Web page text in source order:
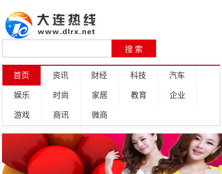
首页 资讯 财经 科技 汽车
娱乐 时尚 家居 教育 企业
游戏 商讯 微商